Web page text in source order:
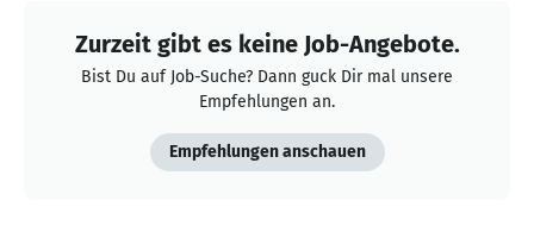
Zurzeit gibt es keine Job-Angebote.
Bist Du auf Job-Suche? Dann guck Dir mal unsere
Empfehlungen an.
Empfehlungen anschauen